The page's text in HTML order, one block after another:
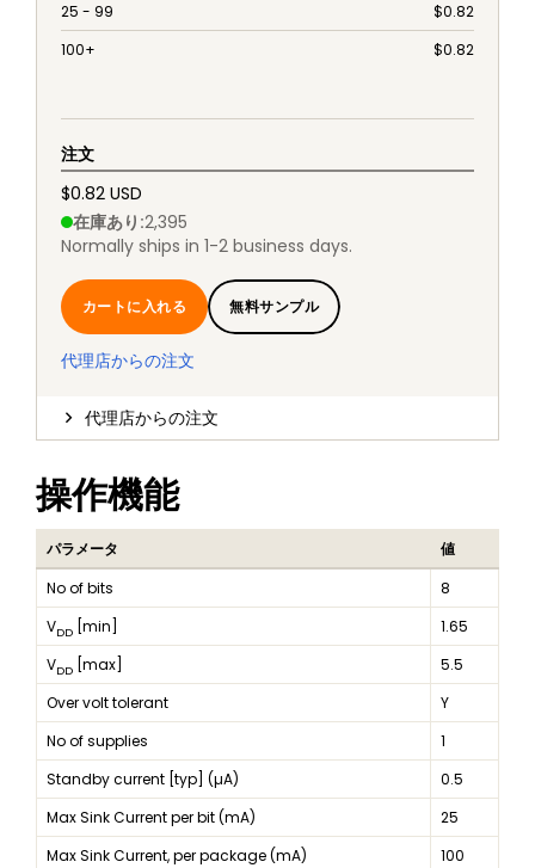
25 - 99
$0.82
100+
$0.82
注文
$0.82 USD
在庫あり :2,395
Normally ships in 1-2 business days.
カートに入れる 無料サンプル
代理店からの注文
代理店からの注文
操作機能
パラメータ
値
No of bits
8
VDD [min]
1.65
VDD [max]
5.5
Over volt tolerant
Y
No of supplies
1
Standby current [typ] (µA)
0.5
Max Sink Current per bit (mA)
25
Max Sink Current, per package (mA)
100